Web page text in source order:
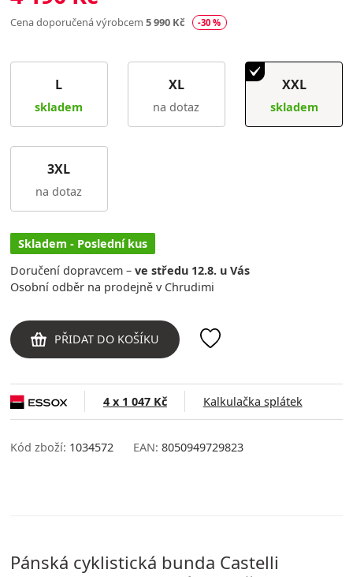
Cena doporučená výrobcem 5 990 Kč -30 %
L
skladem
XL
na dotaz
XXL
skladem
3XL
na dotaz
Skladem - Poslední kus
Doručení dopravcem – ve středu 12.8. u Vás
Osobní odběr na prodejně v Chrudimi
PŘIDAT DO KOŠÍKU
4 x 1 047 Kč Kalkulačka splátek
Kód zboží: 1034572 EAN: 8050949729823
Pánská cyklistická bunda Castelli